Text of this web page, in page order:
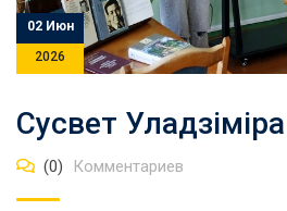
02 Июн
2026
Сусвет
(0) Комментариев